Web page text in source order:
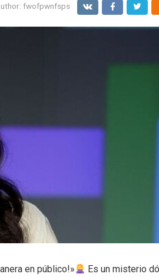
fwofpwnfsps
en público!»
Es un misterio